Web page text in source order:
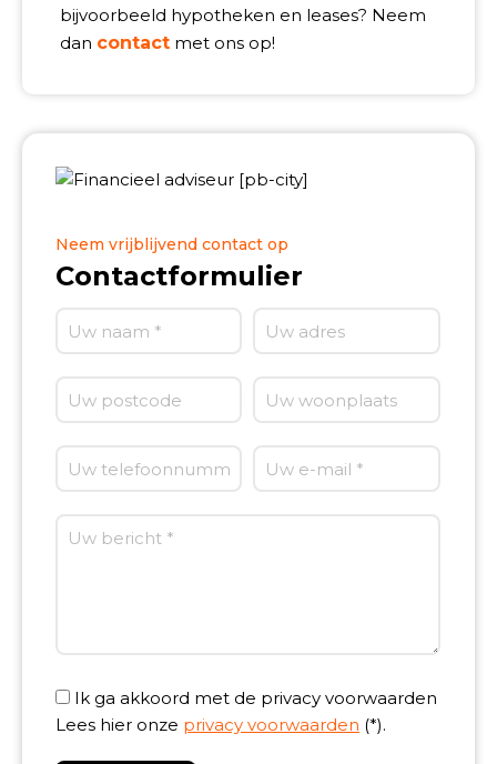
bijvoorbeeld hypotheken en leases? Neem
dan contact met ons op!
Neem vrijblijvend contact op
Contactformulier
Ik ga akkoord met de privacy voorwaarden
Lees hier onze privacy voorwaarden (*).